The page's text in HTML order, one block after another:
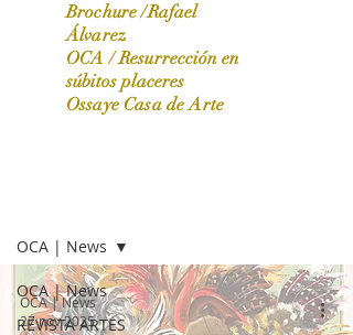
OCA|News 31 / Marzo-Abril / 2024
Brochure /Rafael
Álvarez
OCA /Resurrección en
súbitos placeres
Ossaye Casa de Arte
OCA | News
REVISTA ARTES
OCA | News
OCA | News
27 nov 2025